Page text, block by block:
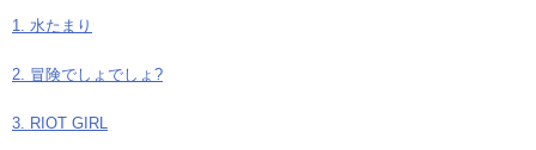
1. 水たまり
2. 冒険でしょでしょ?
3. RIOT GIRL